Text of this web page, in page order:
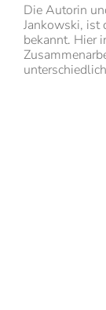
Die Autorin
Jankowski, ist
bekannt. Hier